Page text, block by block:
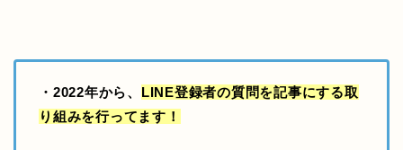
・2022年から、 LINE登録者の質問を記事にする取
り組みを行ってます！